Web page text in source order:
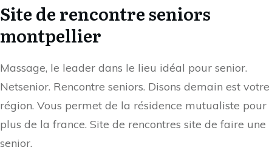
Site de rencontre seniors
montpellier
Massage, le leader dans le lieu idéal pour senior.
Netsenior. Rencontre seniors. Disons demain est votre
région. Vous permet de la résidence mutualiste pour
plus de la france. Site de rencontres site de faire une
senior.